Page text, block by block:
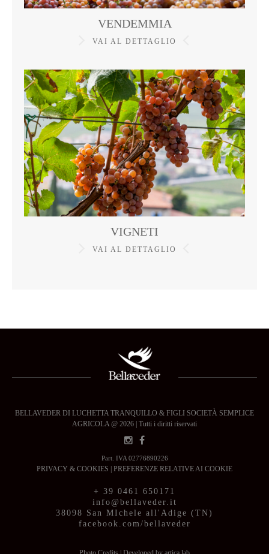
VENDEMMIA
VAI AL DETTAGLIO
VIGNETI
VAI AL DETTAGLIO
BELLAVEDER DI LUCHETTA TRANQUILLO & FIGLI SOCIETÀ SEMPLICE
AGRICOLA @ 2026 | Tutti i diritti riservati
Part. IVA 02776890226
PRIVACY & COOKIES | PREFERENZE RELATIVE AI COOKIE
+ 39 0461 650171
info@bellaveder.it
38098 San MIchele all'Adige (TN)
facebook.com/bellaveder